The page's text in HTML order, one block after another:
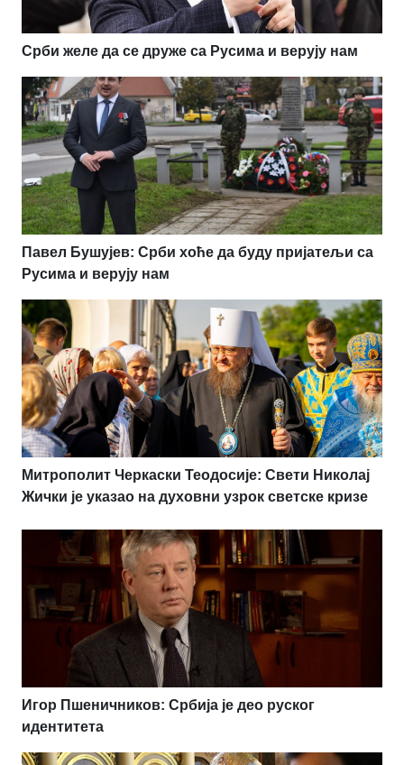
Срби желе да се друже са Русима и верују нам
Павел Бушујев: Срби хоће да буду пријатељи са
Русима и верују нам
Митрополит Черкаски Теодосије: Свети Николај
Жички је указао на духовни узрок светске кризе
Игор Пшеничников: Србија је део руског
идентитета